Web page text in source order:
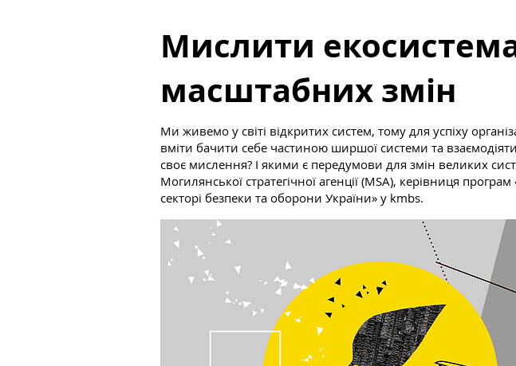
Мислити
масштабних змін
Ми живемо у світі відкритих систем, тому для успіху
вміти бачити себе частиною ширшої системи та
своє мислення? І якими є передумови для змін великих
Могилянської стратегічної агенції (MSA), керівниця
секторі безпеки та оборони України» у kmbs.